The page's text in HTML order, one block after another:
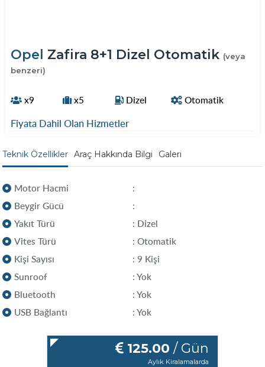
Opel Zafira 8+1 Dizel Otomatik (veya
benzeri)
x9 x5 Dizel Otomatik
Fiyata Dahil Olan Hizmetler
Teknik Özellikler Araç Hakkında Bilgi Galeri
Motor Hacmi
:
Beygir Gücü
:
Yakıt Türü
: Dizel
Vites Türü
: Otomatik
Kişi Sayısı
: 9 Kişi
Sunroof
: Yok
Bluetooth
: Yok
USB Bağlantı
: Yok
125.00 / Gün
Aylık Kiralamalarda